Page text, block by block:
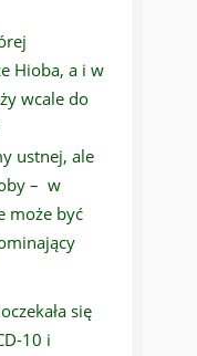
Hioba, a i w
wcale do
ustnej, ale
– w
może być
się
10 i